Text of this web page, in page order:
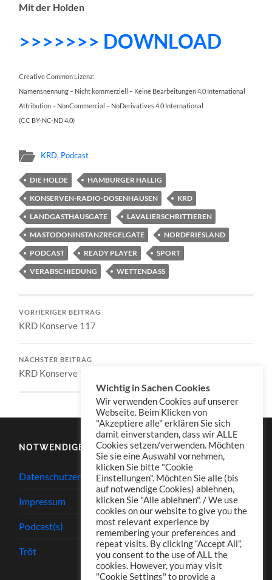
Mit der Holden
>>>>>>> DOWNLOAD
Creative Common Lizenz:
Namensnennung – Nicht kommerziell – Keine Bearbeitungen 4.0 International
Attribution – NonCommercial – NoDerivatives 4.0 International
(CC BY-NC-ND 4.0)
KRD, Podcast
DIE HOLDE
HAMBURGER HALLIG
KONSERVEN-RADIO-DOSENHAUSEN
KRD
LANDGASTHAUSGATE
LAVALIERSCHRITTIEREN
MASTODONINSTANZREGELGATE
NORDFRIESLAND
PODCAST
READY PLAYER
SPORT
VERABSCHIEDUNG
WETTENDASS
VORHERIGER BEITRAG
KRD Konserve 117
NÄCHSTER BEITRAG
KRD Konserve 119
NOTWENDIGES
Datenschutzerklärung
Impressum
Podcast(s)
Tröt
Wichtig in Sachen Cookies
Wir verwenden Cookies auf unserer
Webseite. Beim Klicken von
"Akzeptiere alle" erklären Sie sich
damit einverstanden, dass wir ALLE
Cookies setzen/verwenden. Möchten
Sie sie eine Auswahl vornehmen,
klicken Sie bitte "Cookie
Einstellungen". Möchten Sie alle (bis
auf notwendige Cookies) ablehnen,
klicken Sie "Alle ablehnen". / We use
cookies on our website to give you the
most relevant experience by
remembering your preferences and
repeat visits. By clicking “Accept All”,
you consent to the use of ALL the
cookies. However, you may visit
"Cookie Settings" to provide a